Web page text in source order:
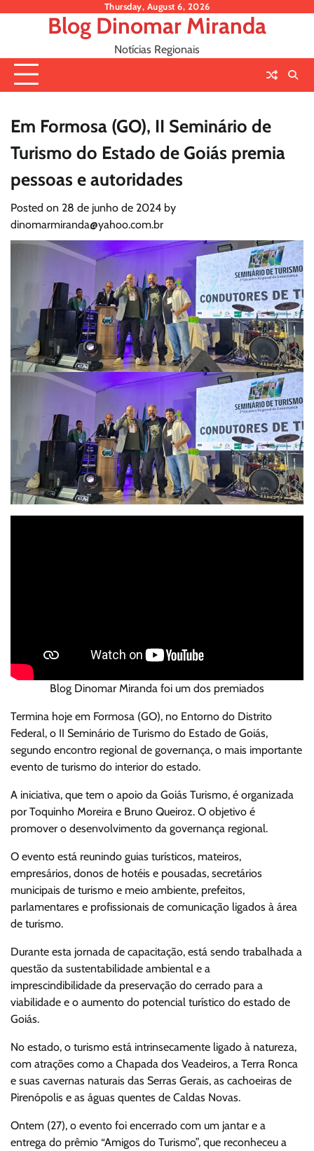
Thursday, August 6, 2026
Blog Dinomar Miranda
Notícias Regionais
Em Formosa (GO), II Seminário de
Turismo do Estado de Goiás premia
pessoas e autoridades
Posted on 28 de junho de 2024 by
dinomarmiranda@yahoo.com.br
Blog Dinomar Miranda foi um dos premiados
Termina hoje em Formosa (GO), no Entorno do Distrito
Federal, o II Seminário de Turismo do Estado de Goiás,
segundo encontro regional de governança, o mais importante
evento de turismo do interior do estado.
A iniciativa, que tem o apoio da Goiás Turismo, é organizada
por Toquinho Moreira e Bruno Queiroz. O objetivo é
promover o desenvolvimento da governança regional.
O evento está reunindo guias turísticos, mateiros,
empresários, donos de hotéis e pousadas, secretários
municipais de turismo e meio ambiente, prefeitos,
parlamentares e profissionais de comunicação ligados à área
de turismo.
Durante esta jornada de capacitação, está sendo trabalhada a
questão da sustentabilidade ambiental e a
imprescindibilidade da preservação do cerrado para a
viabilidade e o aumento do potencial turístico do estado de
Goiás.
No estado, o turismo está intrinsecamente ligado à natureza,
com atrações como a Chapada dos Veadeiros, a Terra Ronca
e suas cavernas naturais das Serras Gerais, as cachoeiras de
Pirenópolis e as águas quentes de Caldas Novas.
Ontem (27), o evento foi encerrado com um jantar e a
entrega do prêmio “Amigos do Turismo”, que reconheceu a